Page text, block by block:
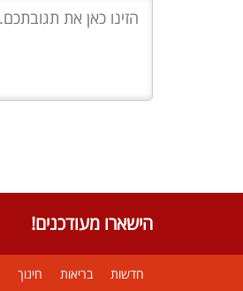
הישארו מעודכנים!
חדשות בריאות חינוך